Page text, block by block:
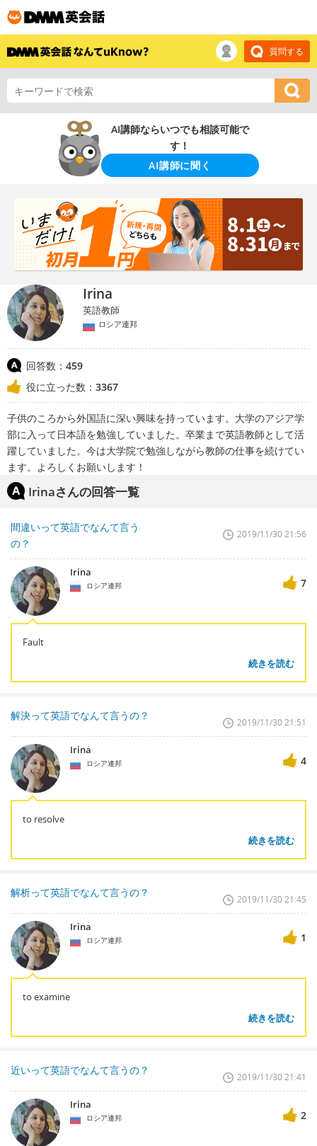
質問する
AI講師ならいつでも相談可能で
す！
AI講師に聞く
Irina
英語教師
ロシア連邦
回答数： 459
役に立った数： 3367
子供のころから外国語に深い興味を持っています。大学のアジア学
部に入って日本語を勉強していました。卒業まで英語教師として活
躍していました。今は大学院で勉強しながら教師の仕事を続けてい
ます。よろしくお願いします！
Irinaさんの回答一覧
間違いって英語でなんて言う
の？
2019/11/30 21:56
Irina
ロシア連邦 7
Fault
続きを読む
解決って英語でなんて言うの？
2019/11/30 21:51
Irina
ロシア連邦 4
to resolve
続きを読む
解析って英語でなんて言うの？
2019/11/30 21:45
Irina
ロシア連邦 1
to examine
続きを読む
近いって英語でなんて言うの？
2019/11/30 21:41
Irina
ロシア連邦 2